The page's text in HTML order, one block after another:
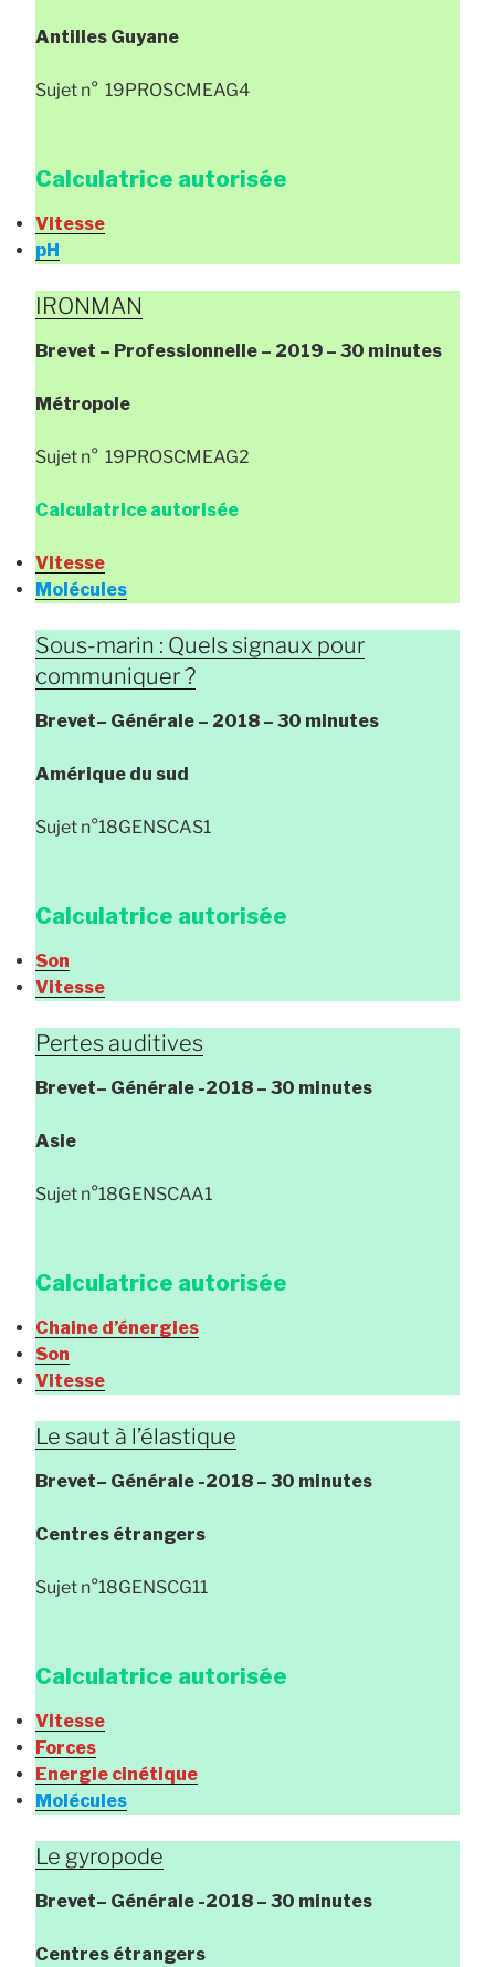
Antilles Guyane
Sujet n° 19PROSCMEAG4
Calculatrice autorisée
Vitesse
pH
IRONMAN
Brevet – Professionnelle – 2019 – 30 minutes
Métropole
Sujet n° 19PROSCMEAG2
Calculatrice autorisée
Vitesse
Molécules
Sous-marin : Quels signaux pour
communiquer ?
Brevet– Générale – 2018 – 30 minutes
Amérique du sud
Sujet n°18GENSCAS1
Calculatrice autorisée
Son
Vitesse
Pertes auditives
Brevet– Générale -2018 – 30 minutes
Asie
Sujet n°18GENSCAA1
Calculatrice autorisée
Chaine d’énergies
Son
Vitesse
Le saut à l’élastique
Brevet– Générale -2018 – 30 minutes
Centres étrangers
Sujet n°18GENSCG11
Calculatrice autorisée
Vitesse
Forces
Energie cinétique
Molécules
Le gyropode
Brevet– Générale -2018 – 30 minutes
Centres étrangers